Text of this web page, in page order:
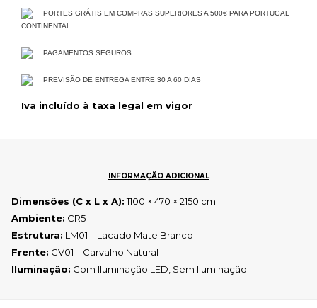
PORTES GRÁTIS EM COMPRAS SUPERIORES A 500€ PARA PORTUGAL
CONTINENTAL
PAGAMENTOS SEGUROS
PREVISÃO DE ENTREGA ENTRE 30 A 60 DIAS
Iva incluído à taxa legal em vigor
INFORMAÇÃO ADICIONAL
Dimensões (C x L x A):1100 × 470 × 2150 cm
Ambiente: CR5
Estrutura: LM01 – Lacado Mate Branco
Frente: CV01 – Carvalho Natural
Iluminação: Com Iluminação LED, Sem Iluminação